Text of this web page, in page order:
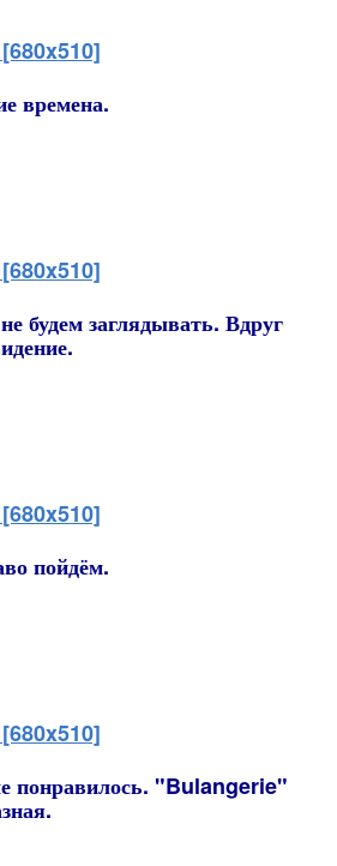
[680x510]
времена.
[680x510]
будем заглядывать. Вдруг
[680x510]
пойдём.
[680x510]
понравилось. "Bulangerie"